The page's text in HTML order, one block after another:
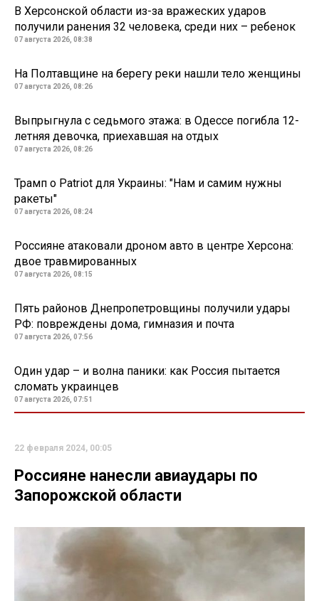
В Херсонской области из-за вражеских ударов
получили ранения 32 человека, среди них – ребенок
07 августа 2026, 08:38
На Полтавщине на берегу реки нашли тело женщины
07 августа 2026, 08:26
Выпрыгнула с седьмого этажа: в Одессе погибла 12-
летняя девочка, приехавшая на отдых
07 августа 2026, 08:26
Трамп о Patriot для Украины: "Нам и самим нужны
ракеты"
07 августа 2026, 08:24
Россияне атаковали дроном авто в центре Херсона:
двое травмированных
07 августа 2026, 08:15
Пять районов Днепропетровщины получили удары
РФ: повреждены дома, гимназия и почта
07 августа 2026, 07:56
Один удар – и волна паники: как Россия пытается
сломать украинцев
07 августа 2026, 07:51
22 февраля 2024, 00:05
Россияне нанесли авиаудары по
Запорожской области